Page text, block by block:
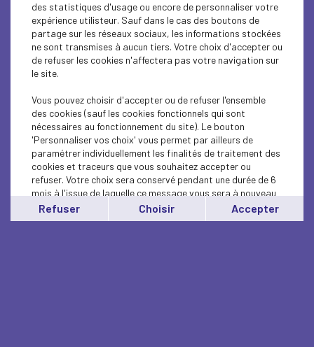
des statistiques d'usage ou encore de personnaliser votre
expérience utilisteur. Sauf dans le cas des boutons de
partage sur les réseaux sociaux, les informations stockées
ne sont transmises à aucun tiers. Votre choix d'accepter ou
de refuser les cookies n'affectera pas votre navigation sur
le site.
Vous pouvez choisir d'accepter ou de refuser l'ensemble
des cookies (sauf les cookies fonctionnels qui sont
nécessaires au fonctionnement du site). Le bouton
'Personnaliser vos choix' vous permet par ailleurs de
paramétrer individuellement les finalités de traitement des
cookies et traceurs que vous souhaitez accepter ou
refuser. Votre choix sera conservé pendant une durée de 6
mois à l'issue de laquelle ce message vous sera à nouveau
affiché..
Vous pouvez modifier votre choix à tout moment en
Refuser Choisir Accepter